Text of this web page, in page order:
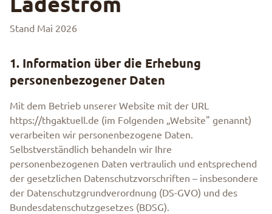
Stand Mai 2026
1. Information über die Erhebung
personenbezogener Daten
Mit dem Betrieb unserer Website mit der URL
https://thgaktuell.de (im Folgenden „Website" genannt)
verarbeiten wir personenbezogene Daten.
Selbstverständlich behandeln wir Ihre
personenbezogenen Daten vertraulich und entsprechend
der gesetzlichen Datenschutzvorschriften – insbesondere
der Datenschutzgrundverordnung (DS-GVO) und des
Bundesdatenschutzgesetzes (BDSG).